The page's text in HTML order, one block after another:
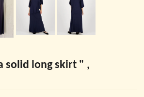
solid long skirt " ,